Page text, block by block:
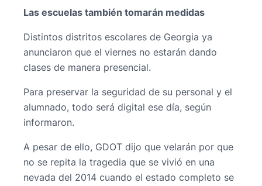
Las escuelas también tomarán medidas
Distintos distritos escolares de Georgia ya
anunciaron que el viernes no estarán dando
clases de manera presencial.
Para preservar la seguridad de su personal y el
alumnado, todo será digital ese día, según
informaron.
A pesar de ello, GDOT dijo que velarán por que
no se repita la tragedia que se vivió en una
nevada del 2014 cuando el estado completo se